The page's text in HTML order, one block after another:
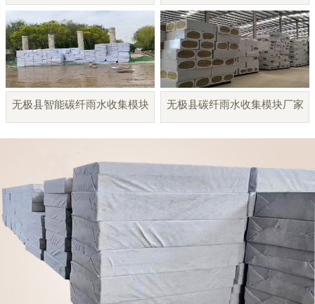
无极县智能碳纤雨水收集模块 无极县碳纤雨水收集模块厂家